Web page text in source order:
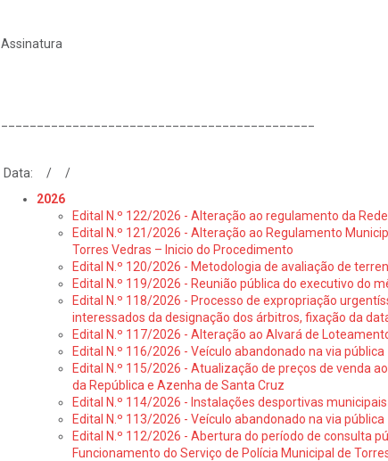
Assinatura
Data: / /
2026
Edital N.º 122/2026 - Alteração ao regulamento da
Edital N.º 121/2026 - Alteração ao Regulamento
Torres Vedras – Inicio do Procedimento
Edital N.º 120/2026 - Metodologia de avaliação de
Edital N.º 119/2026 - Reunião pública do executivo do
Edital N.º 118/2026 - Processo de expropriação
interessados da designação dos árbitros, fixação da
Edital N.º 117/2026 - Alteração ao Alvará de
Edital N.º 116/2026 - Veículo abandonado na via pública
Edital N.º 115/2026 - Atualização de preços de venda
da República e Azenha de Santa Cruz
Edital N.º 114/2026 - Instalações desportivas
Edital N.º 113/2026 - Veículo abandonado na via pública
Edital N.º 112/2026 - Abertura do período de consulta
Funcionamento do Serviço de Polícia Municipal de